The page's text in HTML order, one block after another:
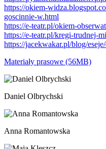
https://okiem-
goscinnie-w.html
https://e-teatr.pl/okiem-
https://e-teatr.pl/kregi-trudnej-
https://jacekwakar.pl/blog/
Materiały prasowe (56MB)
Daniel Olbrychski
Anna Romantowska